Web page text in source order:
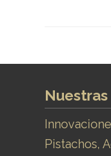
Pistachos,